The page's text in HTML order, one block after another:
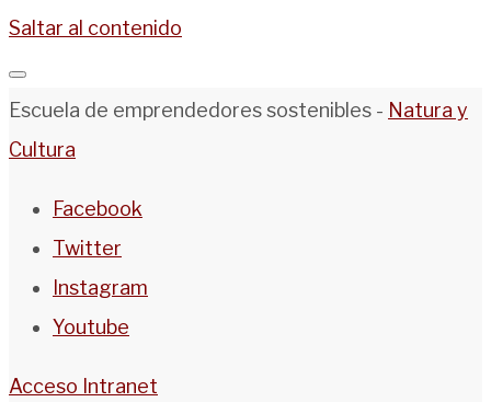
Saltar al contenido
Escuela de emprendedores sostenibles - Natura y
Cultura
Facebook
Twitter
Instagram
Youtube
Acceso Intranet